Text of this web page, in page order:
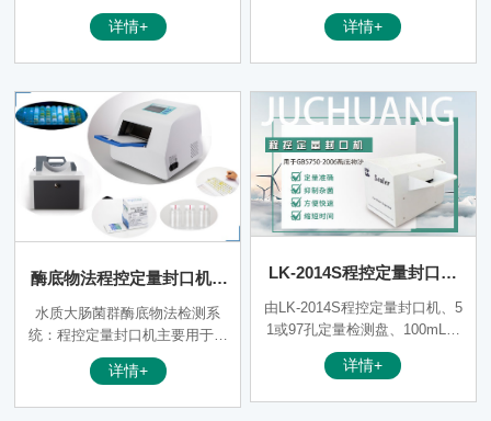
物检测检查用设备，该产品使用
高性能隔膜泵，直接排液，无需
薄膜过滤装置。检测时将供试液
通过薄膜过滤，将供试液内的微
生物截留在滤膜上，然后培养形
成肉眼可见的菌落并进行计数，
以检测供试品内的含菌量。此类
产品适用于水质，药品、饮料等
产品的微生物检查。
详情+
新一代仪器。广泛应用于环境监
测、食品及饮料工业、化妆品和
-2006 生活饮用水标准检验方法
微生物指标》和《GB/T 8538-2
008 饮用天然矿 泉水检验方
法》进行水中微生物检测的必备
实验器材。
详情+
酶底物法程控定量封口机 J
C-HT-2019（非医用）
水质大肠菌群酶底物法检测系
统：程控定量封口机主要用于简
介水中总大肠菌群、粪大肠菌群
（耐热大肠菌群）和大肠埃希氏
详情+
LK-2014S程控定量封口机
（非医用）
由LK-2014S程控定量封口机、5
1或97孔定量检测盘、100mL定
量瓶、酶底物检测试剂四部分组
成。检测水样范围:饮用水、源
详情+